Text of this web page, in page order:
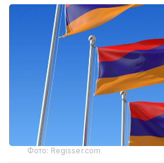
Фото: Regisser.com